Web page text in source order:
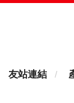
友站連結